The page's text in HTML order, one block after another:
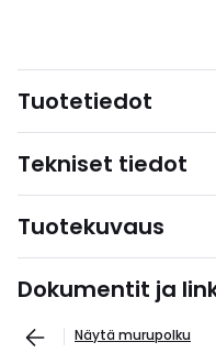
Tuotetiedot
Tekniset tiedot
Tuotekuvaus
Dokumentit ja
Näytä murupolku